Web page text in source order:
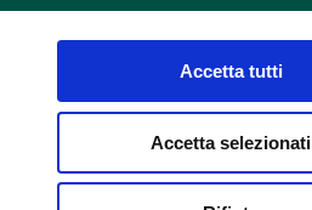
Accetta tutti
Accetta selezionati